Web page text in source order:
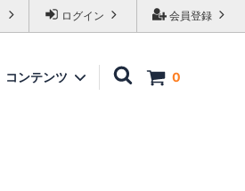
会員登録
ログイン
0
コンテンツ